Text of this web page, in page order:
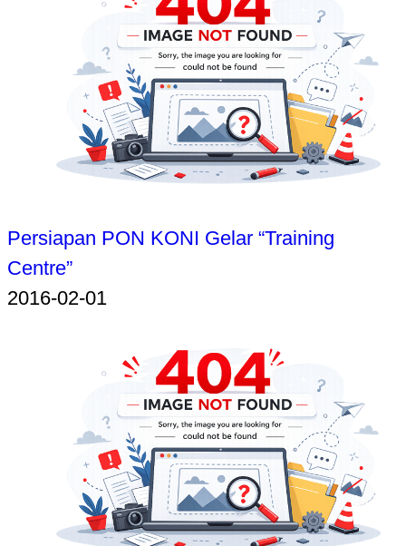
Persiapan PON KONI Gelar “Training
Centre”
2016-02-01